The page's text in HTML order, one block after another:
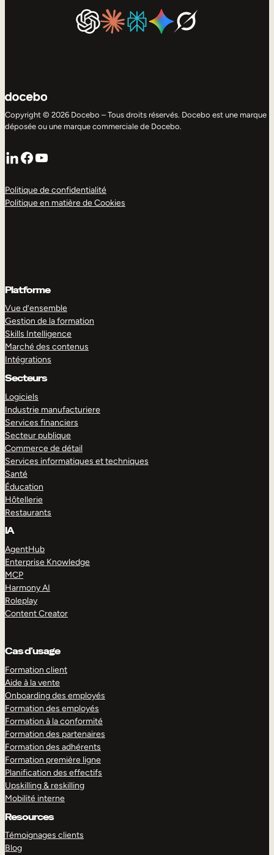
Copyright © 2026 Docebo – Tous droits réservés. Docebo est une marque
déposée ou une marque commerciale de Docebo.
LinkedIn
Facebook
YouTube
Politique de confidentialité
Politique en matière de Cookies
Platforme
Vue d’ensemble
Gestion de la formation
Skills Intelligence
Marché des contenus
Intégrations
Secteurs
Logiciels
Industrie manufacturiere
Services financiers
Secteur publique
Commerce de détail
Services informatiques et techniques
Santé
Éducation
Hôtellerie
Restaurants
IA
AgentHub
Enterprise Knowledge
MCP
Harmony AI
Roleplay
Content Creator
Cas d’usage
Formation client
Aide à la vente
Onboarding des employés
Formation des employés
Formation à la conformité
Formation des partenaires
Formation des adhérents
Formation première ligne
Planification des effectifs
Upskilling & reskilling
Mobilité interne
Resources
Témoignages clients
Blog